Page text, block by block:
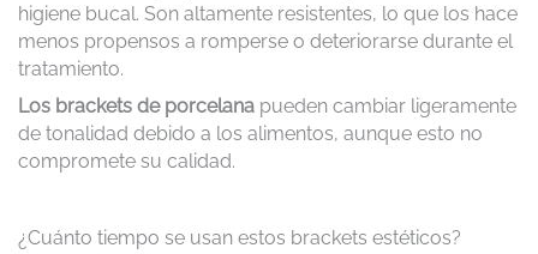
higiene bucal. Son altamente resistentes, lo que los hace
menos propensos a romperse o deteriorarse durante el
tratamiento.
Los brackets de porcelana pueden cambiar ligeramente
de tonalidad debido a los alimentos, aunque esto no
compromete su calidad.
¿Cuánto tiempo se usan estos brackets estéticos?